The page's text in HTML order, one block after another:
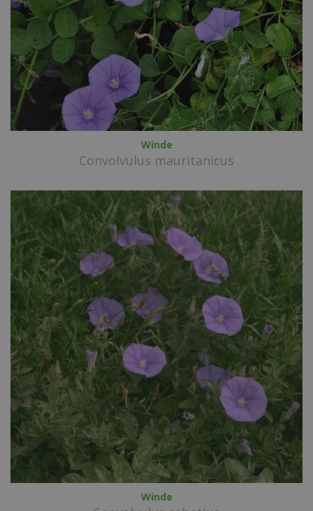
Winde
Convolvulus mauritanicus
Winde